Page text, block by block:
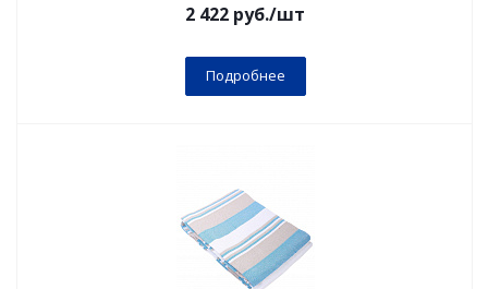
2 422 руб./шт
Подробнее